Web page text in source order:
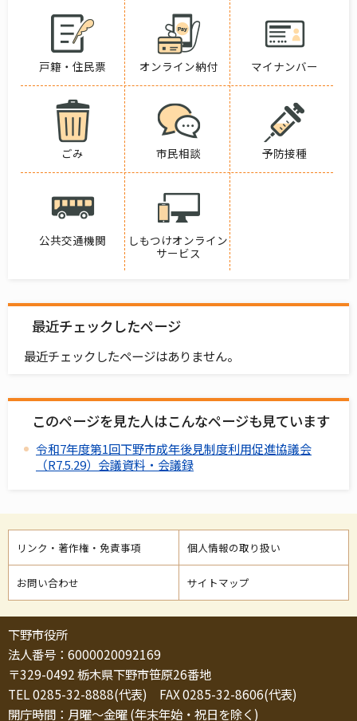
戸籍・住民票 オンライン納付 マイナンバー
ごみ 市民相談 予防接種
公共交通機関
しもつけオンライン
サービス
最近チェックしたページ
最近チェックしたページはありません。
このページを見た人はこんなページも見ています
令和7年度第1回下野市成年後見制度利用促進協議会
（R7.5.29）会議資料・会議録
リンク・著作権・免責事項 個人情報の取り扱い
お問い合わせ サイトマップ
下野市役所
法人番号：6000020092169
〒329-0492 栃木県下野市笹原26番地
TEL 0285-32-8888(代表) FAX 0285-32-8606(代表)
開庁時間：月曜～金曜 (年末年始・祝日を除く)